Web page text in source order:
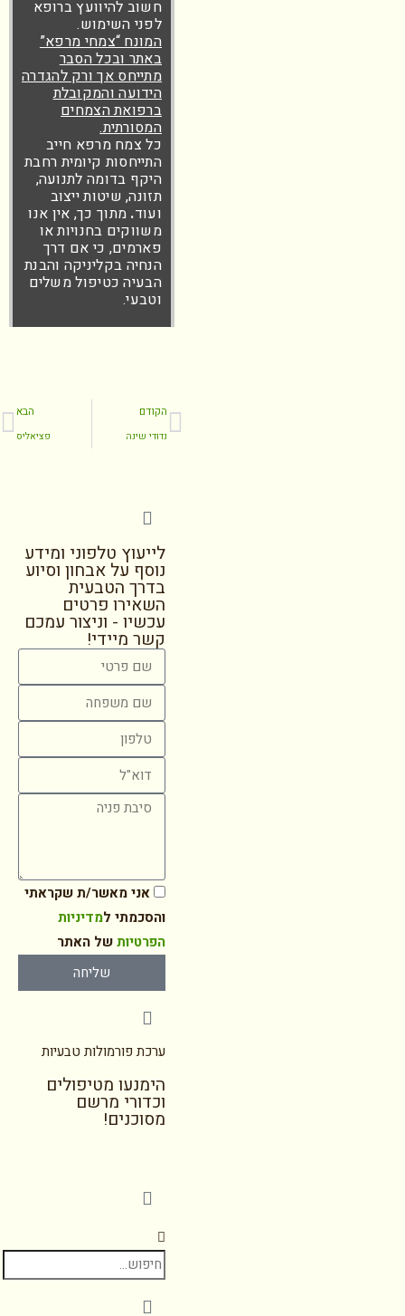
חשוב להיוועץ ברופא
לפני השימוש.
המונח “צמחי מרפא”
באתר ובכל הסבר
מתייחס אך ורק להגדרה
הידועה והמקובלת
ברפואת הצמחים
המסורתית.
כל צמח מרפא חייב
התייחסות קיומית רחבת
היקף בדומה לתנועה,
תזונה, שיטות ייצוב
מתוך כך, אין אנו
משווקים בחנויות או
פארמים, כי אם דרך
הנחיה בקליניקה והבנת
הבעיה כטיפול משלים
וטבעי.
הקודם
נדודי שינה
לייעוץ טלפוני ומידע
נוסף על אבחון וסיוע
בדרך הטבעית
השאירו פרטים
עכשיו - וניצור עמכם
קשר מיידי!
אני מאשר/ת שקראתי
והסכמתי למדיניות
הפרטיותשל האתר
ערכת פורמולות טבעיות
הימנעו מטיפולים
וכדורי מרשם
מסוכנים!